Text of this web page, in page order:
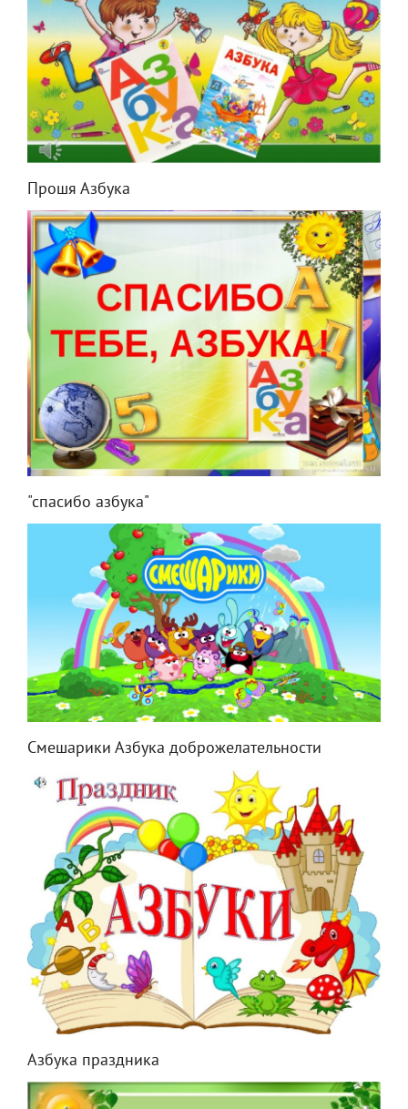
Прошя Азбука
"спасибо азбука"
Смешарики Азбука доброжелательности
Азбука праздника